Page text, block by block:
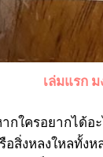
เล่มแรก
กใครอยากได้
อสิ่งหลงใหลทั้ง